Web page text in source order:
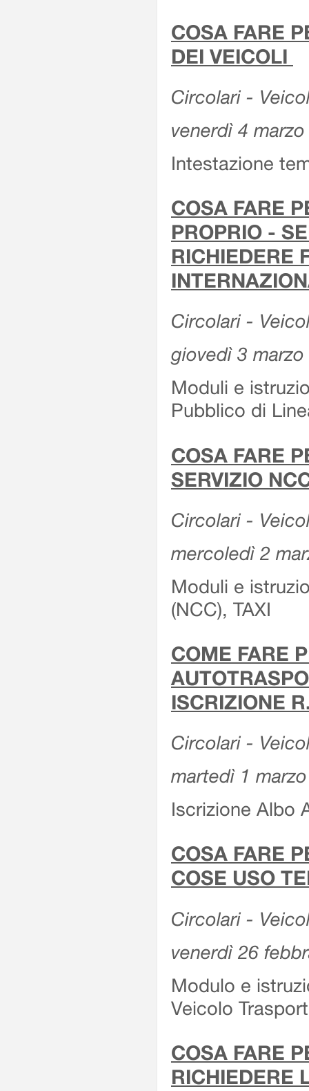
COSA FARE
DEI VEICOLI
Circolari -
venerdì 4
Intestazione
COSA FARE
PROPRIO -
RICHIEDERE
Circolari -
giovedì 3 marzo
Moduli e
Pubblico di
COSA FARE
SERVIZIO
Circolari -
mercoledì 2
Moduli e
(NCC), TAXI
COME FARE
ISCRIZIONE
Circolari -
martedì 1
Iscrizione Albo
COSA FARE
COSE USO
Circolari -
venerdì 26
Modulo e
Veicolo
COSA FARE
RICHIEDERE